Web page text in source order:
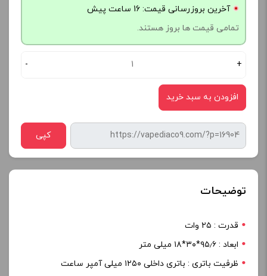
آخرین بروزرسانی قیمت: 16 ساعت پیش
تمامی قیمت ها بروز هستند.
- +
افزودن به سبد خرید
کپی
توضیحات
قدرت : ۲۵ وات
ابعاد : ۹۵٫۶*۳۰*۱۸ میلی متر
ظرفیت باتری : باتری داخلی ۱۲۵۰ میلی آمپر ساعت